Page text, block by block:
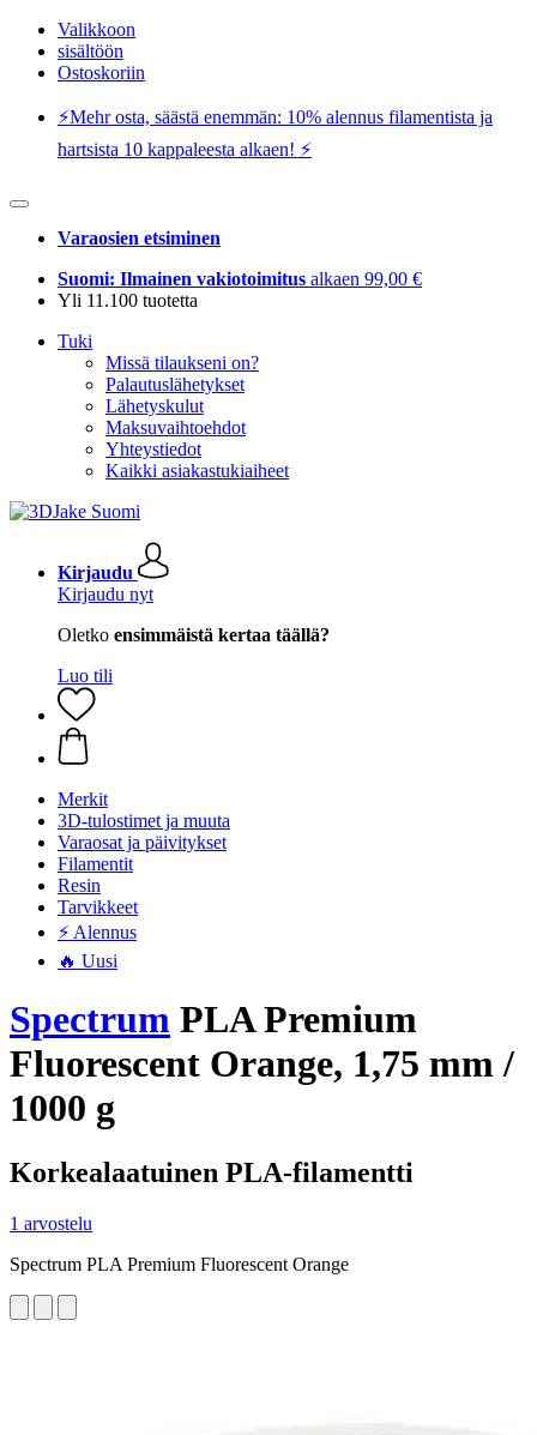
Valikkoon
sisältöön
Ostoskoriin
⚡️Mehr osta, säästä enemmän: 10% alennus filamentista ja
hartsista 10 kappaleesta alkaen! ⚡️
Varaosien etsiminen
Suomi: Ilmainen vakiotoimitus alkaen 99,00 €
Yli 11.100 tuotetta
Tuki
Missä tilaukseni on?
Palautuslähetykset
Lähetyskulut
Maksuvaihtoehdot
Yhteystiedot
Kaikki asiakastukiaiheet
Kirjaudu
Kirjaudu nyt
Oletko ensimmäistä kertaa täällä?
Luo tili
Merkit
3D-tulostimet ja muuta
Varaosat ja päivitykset
Filamentit
Resin
Tarvikkeet
⚡ Alennus
🔥 Uusi
Spectrum PLA Premium
Fluorescent Orange, 1,75 mm /
1000 g
Korkealaatuinen PLA-filamentti
1 arvostelu
Spectrum PLA Premium Fluorescent Orange